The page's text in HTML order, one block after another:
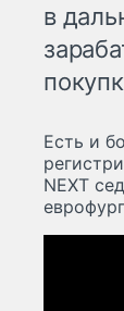
в
Есть и
NEXT